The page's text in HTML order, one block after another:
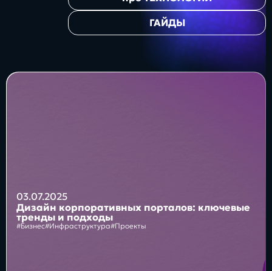
Проекты ГАЙДЫ
03.07.2025
Дизайн корпоративных порталов: ключевые
тренды и подходы
#Бизнес#Инфраструктура#Проекты